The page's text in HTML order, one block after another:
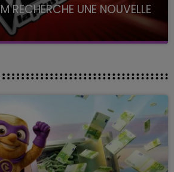
RECHERCHE UNE NOUVELLE
Champagne FM